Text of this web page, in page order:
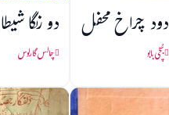
دود چراخ محفل
بُچّی بابو
دو رنگا
چالس گارلوس